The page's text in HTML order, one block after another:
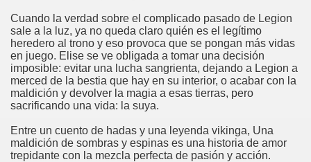
Cuando la verdad sobre el complicado pasado de Legion
sale a la luz, ya no queda claro quién es el legítimo
heredero al trono y eso provoca que se pongan más vidas
en juego. Elise se ve obligada a tomar una decisión
imposible: evitar una lucha sangrienta, dejando a Legion a
merced de la bestia que hay en su interior, o acabar con la
maldición y devolver la magia a esas tierras, pero
sacrificando una vida: la suya.
Entre un cuento de hadas y una leyenda vikinga, Una
maldición de sombras y espinas es una historia de amor
trepidante con la mezcla perfecta de pasión y acción.